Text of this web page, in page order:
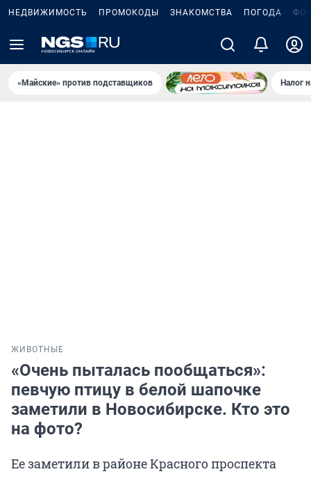
НЕДВИЖИМОСТЬ ПРОМОКОДЫ ЗНАКОМСТВА ПОГОДА
«Майские» против подставщиков Налог
ЖИВОТНЫЕ
«Очень пыталась пообщаться»:
певчую птицу в белой шапочке
заметили в Новосибирске. Кто это
на фото?
Ее заметили в районе Красного проспекта